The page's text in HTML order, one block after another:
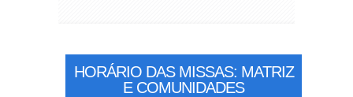
HORÁRIO DAS MISSAS: MATRIZ
E COMUNIDADES